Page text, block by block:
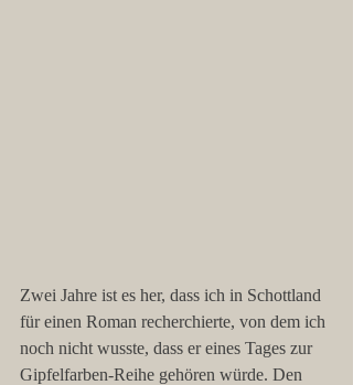
Zwei Jahre ist es her, dass ich in Schottland
für einen Roman recherchierte, von dem ich
noch nicht wusste, dass er eines Tages zur
Gipfelfarben-Reihe gehören würde. Den